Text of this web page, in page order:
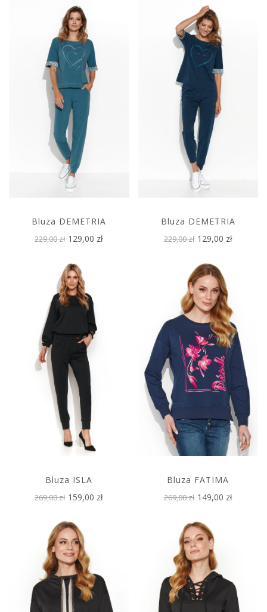
Bluza DEMETRIA
229,00 zł 129,00 zł
Bluza DEMETRIA
229,00 zł 129,00 zł
Bluza ISLA
269,00 zł 159,00 zł
Bluza FATIMA
269,00 zł 149,00 zł